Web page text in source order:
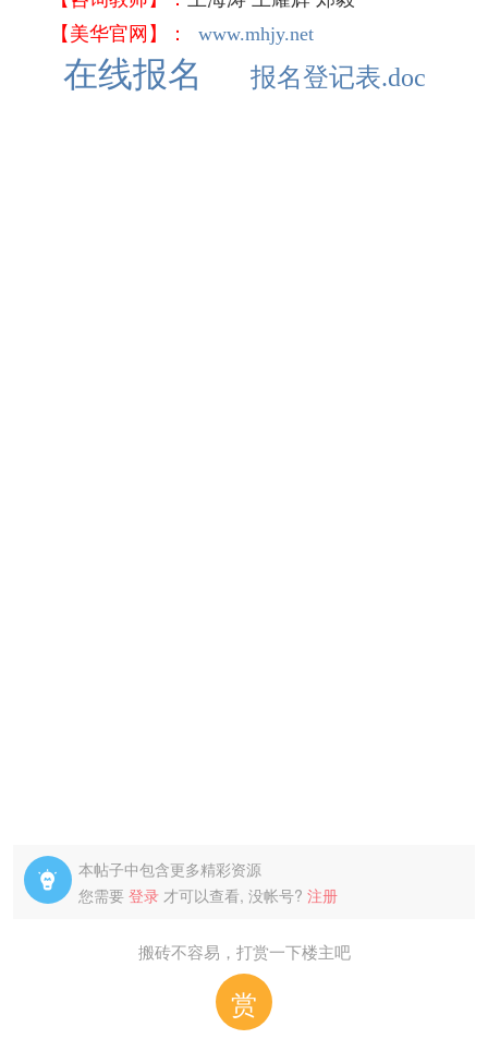
【美华官网】： www.mhjy.net
在线报名 报名登记表.doc

本帖子中包含更多精彩资源
您需要 登录 才可以查看, 没帐号? 注册
搬砖不容易，打赏一下楼主吧
赏